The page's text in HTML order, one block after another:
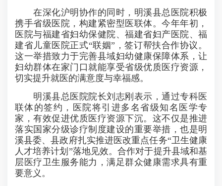
在深化沪明协作的同时，明溪县总医院积极
携手省级医院，构建紧密型医联体。今年年初，
医院与福建省妇幼保健院、福建省妇产医院、福
建省儿童医院正式“联姻”，签订帮扶合作协议。
这一举措致力于完善县域妇幼健康保障体系，让
妇幼群体在家门口就能享受省级优质医疗资源，
切实提升就医的满意度与幸福感。
明溪县总医院院长刘志刚表示，通过专科医
联体的签约，医院将引进多名省级知名医学专
家，有效促进优质医疗资源下沉。这不仅是推进
落实国家分级诊疗制度建设的重要举措，也是明
溪县委、县政府扎实推进医改重点任务“卫生健康
人才培养计划”落地见效。合作对于提升县域和基
层医疗卫生服务能力，满足群众健康需求具有重
要意义。